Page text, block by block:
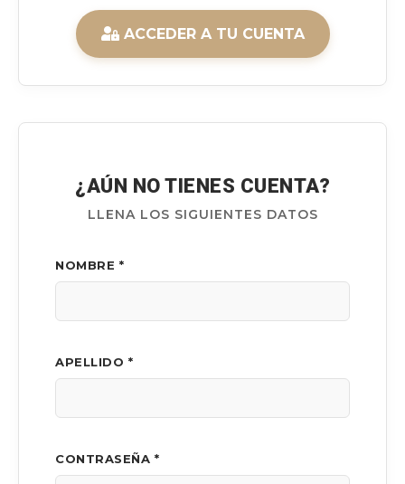
ACCEDER A TU CUENTA
¿AÚN NO TIENES CUENTA?
LLENA LOS SIGUIENTES DATOS
NOMBRE *
APELLIDO *
CONTRASEÑA *